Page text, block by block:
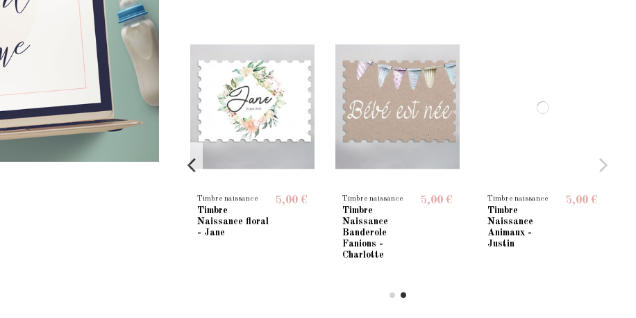
Timbre naissance
Timbre
Naissance floral
- Jane
5,00 € Timbre naissance
Timbre
Naissance
Banderole
Fanions -
Charlotte
5,00 € Timbre naissance
Timbre
Naissance
Animaux -
Justin
5,00 €